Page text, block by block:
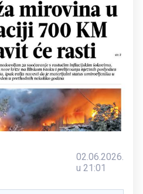
02.06.2026.
u 21:01